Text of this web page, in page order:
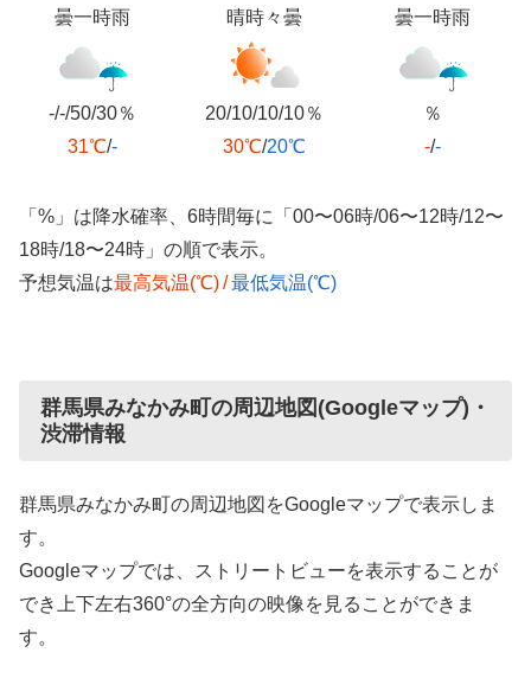
曇一時雨
-/-/50/30％
31℃/-
晴時々曇
20/10/10/10％
30℃/20℃
曇一時雨
％
-/-
「%」は降水確率、6時間毎に「00〜06時/06〜12時/12〜
18時/18〜24時」の順で表示。
予想気温は最高気温(℃)/最低気温(℃)
群馬県みなかみ町の周辺地図(Googleマップ)・
渋滞情報
群馬県みなかみ町の周辺地図をGoogleマップで表示しま
す。
Googleマップでは、ストリートビューを表示することが
でき上下左右360°の全方向の映像を見ることができま
す。